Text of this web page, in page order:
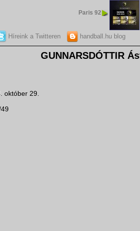
Paris 92
Híreink a Twitteren handball.hu blog
GUNNARSDÓTTIR
október 29.